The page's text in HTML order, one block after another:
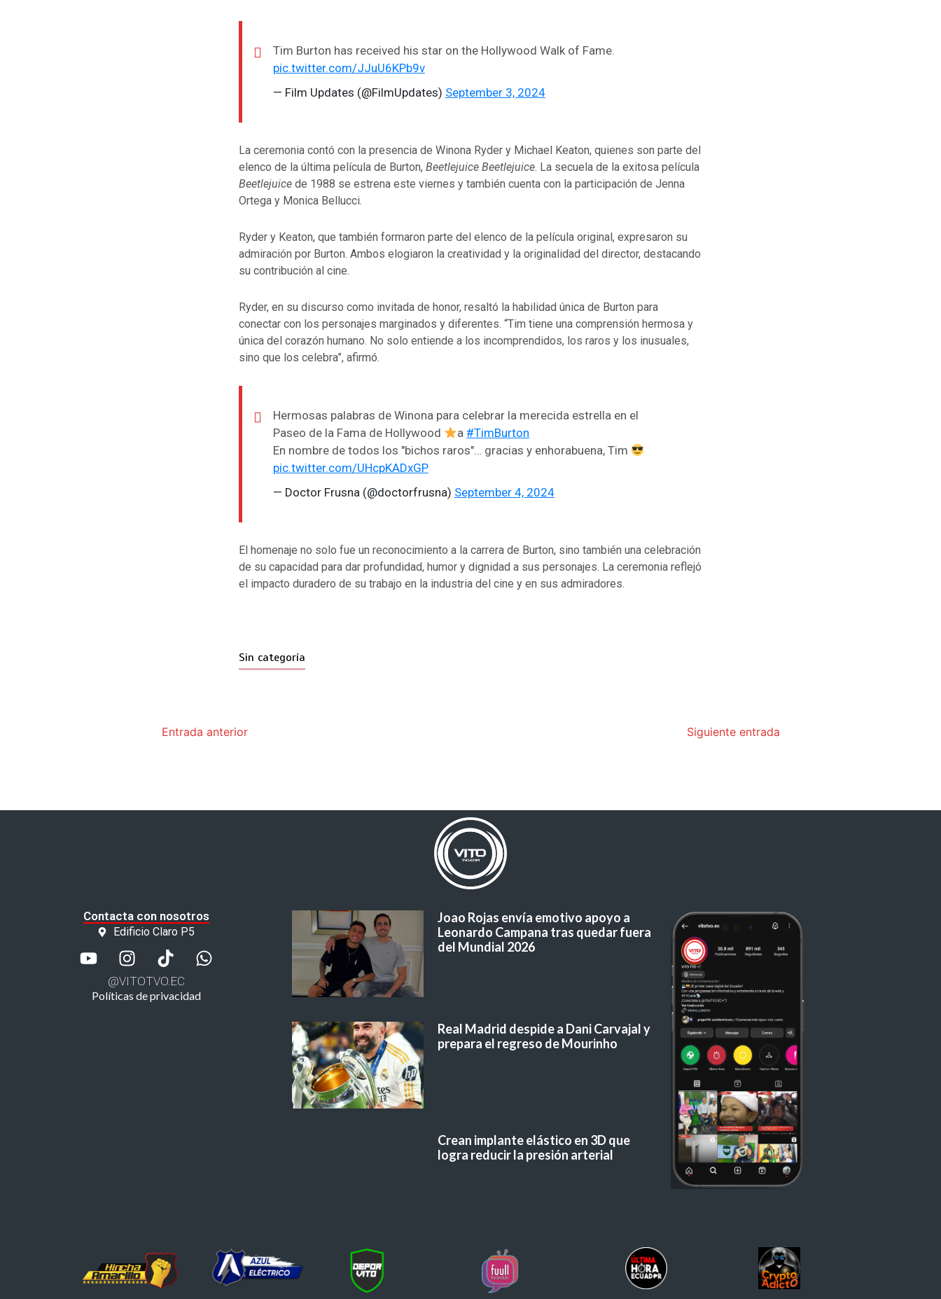
Tim Burton has received his star on the Hollywood Walk of Fame.
pic.twitter.com/JJuU6KPb9v
— Film Updates (@FilmUpdates) September 3, 2024
La ceremonia contó con la presencia de Winona Ryder y Michael Keaton, quienes son parte del
elenco de la última película de Burton, Beetlejuice Beetlejuice. La secuela de la exitosa película
Beetlejuicede 1988 se estrena este viernes y también cuenta con la participación de Jenna
Ortega y Monica Bellucci.
Ryder y Keaton, que también formaron parte del elenco de la película original, expresaron su
admiración por Burton. Ambos elogiaron la creatividad y la originalidad del director, destacando
su contribución al cine.
Ryder, en su discurso como invitada de honor, resaltó la habilidad única de Burton para
conectar con los personajes marginados y diferentes. “Tim tiene una comprensión hermosa y
única del corazón humano. No solo entiende a los incomprendidos, los raros y los inusuales,
sino que los celebra”, afirmó.
Hermosas palabras de Winona para celebrar la merecida estrella en el
Paseo de la Fama de Hollywood
a #TimBurton
En nombre de todos los "bichos raros"… gracias y enhorabuena, Tim
pic.twitter.com/UHcpKADxGP
— Doctor Frusna (@doctorfrusna) September 4, 2024
El homenaje no solo fue un reconocimiento a la carrera de Burton, sino también una celebración
de su capacidad para dar profundidad, humor y dignidad a sus personajes. La ceremonia reflejó
el impacto duradero de su trabajo en la industria del cine y en sus admiradores.
Sin categoría
Entrada anterior Siguiente entrada
Contacta con nosotros
Edificio Claro P5
@VITOTVO.EC
Políticas de privacidad
Joao Rojas envía emotivo apoyo a
Leonardo Campana tras quedar fuera
del Mundial 2026
Real Madrid despide a Dani Carvajal y
prepara el regreso de Mourinho
Crean implante elástico en 3D que
logra reducir la presión arterial